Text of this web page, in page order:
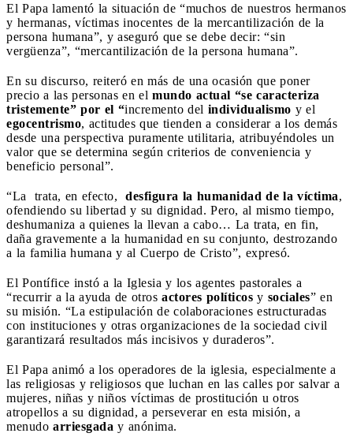
El Papa lamentó la situación de “muchos de nuestros hermanos
y hermanas, víctimas inocentes de la mercantilización de la
persona humana”, y aseguró que se debe decir: “sin
vergüenza”, “mercantilización de la persona humana”.
En su discurso, reiteró en más de una ocasión que poner
precio a las personas en el mundo actual “se caracteriza
tristemente” por el “incremento del individualismo y el
egocentrismo, actitudes que tienden a considerar a los demás
desde una perspectiva puramente utilitaria, atribuyéndoles un
valor que se determina según criterios de conveniencia y
beneficio personal”.
“La trata, en efecto, desfigura la humanidad de la víctima,
ofendiendo su libertad y su dignidad. Pero, al mismo tiempo,
deshumaniza a quienes la llevan a cabo… La trata, en fin,
daña gravemente a la humanidad en su conjunto, destrozando
a la familia humana y al Cuerpo de Cristo”, expresó.
El Pontífice instó a la Iglesia y los agentes pastorales a
“recurrir a la ayuda de otros actores políticos y sociales” en
su misión. “La estipulación de colaboraciones estructuradas
con instituciones y otras organizaciones de la sociedad civil
garantizará resultados más incisivos y duraderos”.
El Papa animó a los operadores de la iglesia, especialmente a
las religiosas y religiosos que luchan en las calles por salvar a
mujeres, niñas y niños víctimas de prostitución u otros
atropellos a su dignidad, a perseverar en esta misión, a
menudo arriesgada y anónima.